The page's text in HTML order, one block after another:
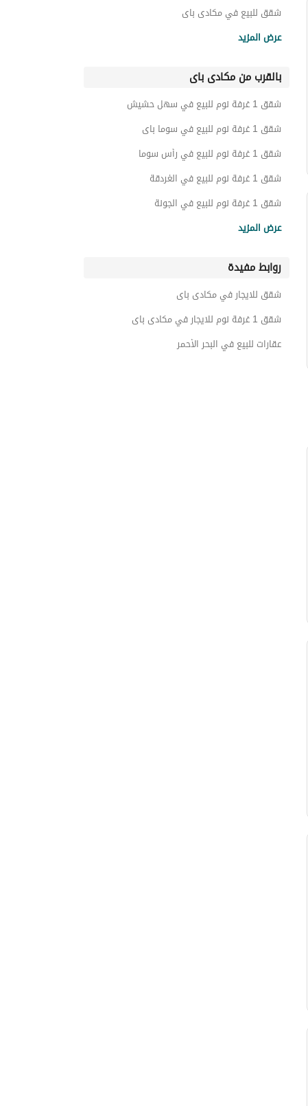
شقق للبيع في مكادى باى
بنتهاوس للبيع في مكادى باى
دوبليكس للبيع في مكادى باى
شقق فندقية للبيع في مكادى باى
عقارات للبيع في مكادى باى
عرض المزيد
بالقرب من مكادى باى
شقق 1 غرفة نوم للبيع في سهل حشيش
شقق 1 غرفة نوم للبيع في سوما باى
شقق 1 غرفة نوم للبيع في رأس سوما
شقق 1 غرفة نوم للبيع في الغردقة
شقق 1 غرفة نوم للبيع في الجونة
شقق 1 غرفة نوم للبيع في العاصمة الإدارية الجديدة
شقق 1 غرفة نوم للبيع في مدينتي
شقق 1 غرفة نوم للبيع في هليوبوليس الجديدة
عرض المزيد
روابط مفيدة
شقق للايجار في مكادى باى
شقق 1 غرفة نوم للايجار في مكادى باى
عقارات للبيع في البحر الأحمر